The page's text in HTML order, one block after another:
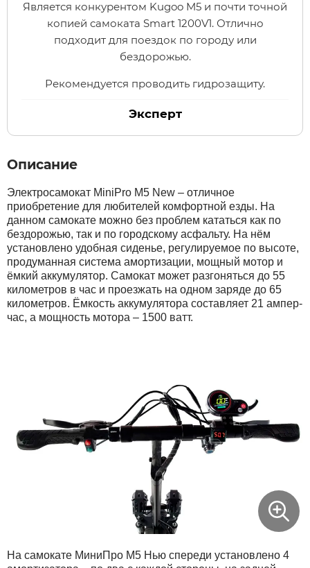
Xiaomi
Является конкурентом Kugoo M5 и почти точной
копией самоката Smart 1200V1. Отлично
подходит для поездок по городу или
бездорожью.
Рекомендуется проводить гидрозащиту.
Эксперт
Описание
Электросамокат MiniPro M5 New – отличное
приобретение для любителей комфортной езды. На
данном самокате можно без проблем кататься как по
бездорожью, так и по городскому асфальту. На нём
установлено удобная сиденье, регулируемое по высоте,
продуманная система амортизации, мощный мотор и
ёмкий аккумулятор. Самокат может разгоняться до 55
километров в час и проезжать на одном заряде до 65
километров. Ёмкость аккумулятора составляет 21 ампер-
час, а мощность мотора – 1500 ватт.
На самокате МиниПро М5 Нью спереди установлено 4